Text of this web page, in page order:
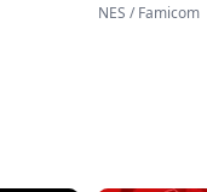
NES / Famicom